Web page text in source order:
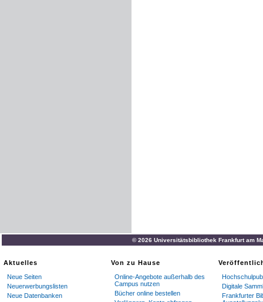
© 2026 Universitätsbibliothek Frankfurt am
Aktuelles
Neue Seiten
Neuerwerbungslisten
Neue Datenbanken
Von zu Hause
Online-Angebote außerhalb des
Campus nutzen
Bücher online bestellen
Digitale
Frankfurter